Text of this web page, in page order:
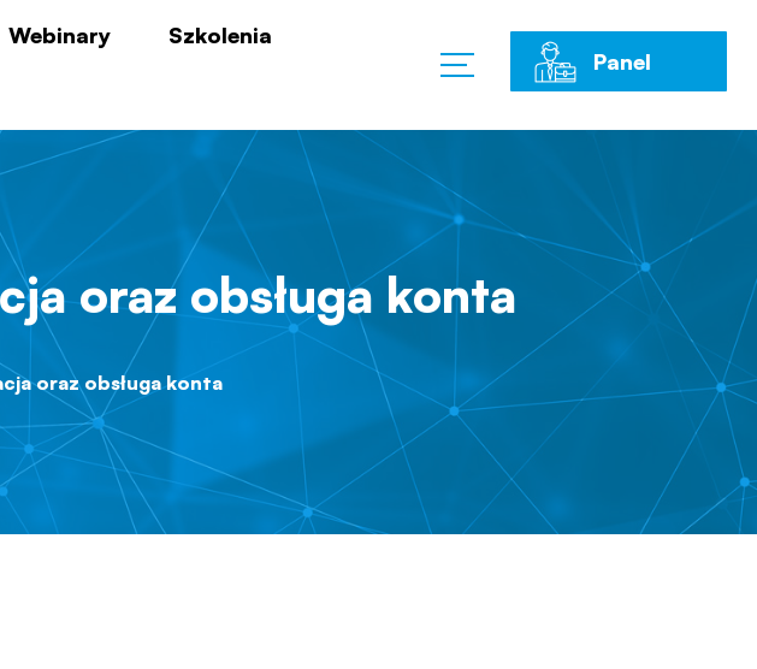
Webinary Szkolenia
Panel
oraz obsługa konta
oraz obsługa konta